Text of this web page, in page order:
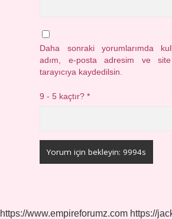
Daha sonraki yorumlarımda
adım, e-posta adresim ve
tarayıcıya kaydedilsin.
9 - 5 kaçtır?*
https://www.empireforumz.com https://